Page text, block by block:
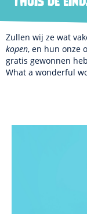
Zullen wij ze wat
kopen, en hun onze
gratis gewonnen
What a wonderful